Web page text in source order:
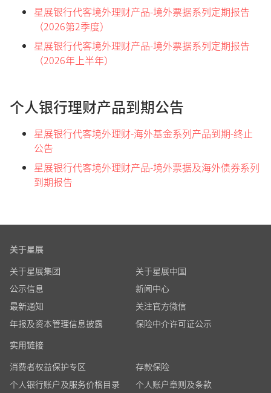
星展银行代客境外理财产品-境外票据系列定期报告
（2026第2季度）
星展银行代客境外理财产品-境外票据系列定期报告
（2026年上半年）
个人银行理财产品到期公告
星展银行代客境外理财-海外基金系列产品到期-终止
公告
星展银行代客境外理财产品-境外票据及海外债券系列
到期报告
关于星展
关于星展集团
关于星展中国
公示信息
新闻中心
最新通知
关注官方微信
年报及资本管理信息披露
保险中介许可证公示
实用链接
消费者权益保护专区
存款保险
个人银行账户及服务价格目录
个人账户章则及条款